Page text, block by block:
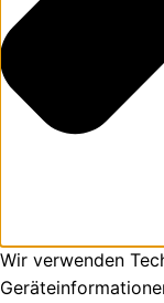
Wir verwenden